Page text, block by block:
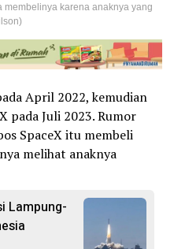
membelinya karena anaknya yang
April 2022, kemudian
pada Juli 2023. Rumor
SpaceX itu membeli
melihat anaknya
Lampung-